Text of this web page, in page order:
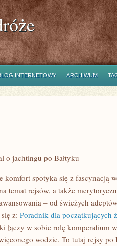
INTERNETOWY ARCHIWUM
o jachtingu po Bałtyku
komfort spotyka się z fascynacją
temat rejsów, a także
– od świeżych
z: Poradnik dla początkujących
łączy w sobie rolę kompendium
wodzie. To tutaj rejsy po